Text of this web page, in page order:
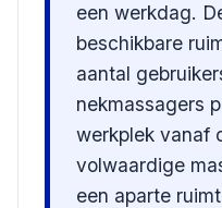
een werkdag.
beschikbare
aantal
nekmassagers
werkplek vanaf
volwaardige
een aparte